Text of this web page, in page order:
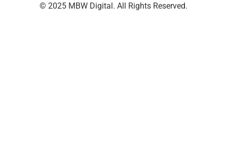
© 2025 MBW Digital. All Rights Reserved.